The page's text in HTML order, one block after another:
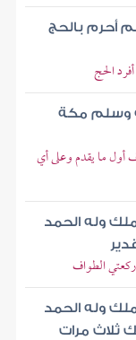
أحرم بالحج
الحج
وسلم مكة
ما يقدم وعلى أي
وله الحمد
الطواف
وله الحمد
ثلاث مرات